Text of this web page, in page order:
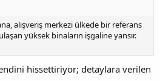
alışveriş merkezi ülkede bir referans
yüksek binaların işgaline yansır.
hissettiriyor; detaylara verilen